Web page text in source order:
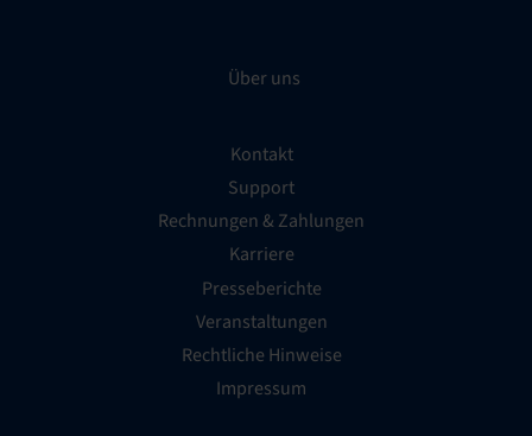
Über uns
Kontakt
Support
Rechnungen & Zahlungen
Karriere
Presseberichte
Veranstaltungen
Rechtliche Hinweise
Impressum